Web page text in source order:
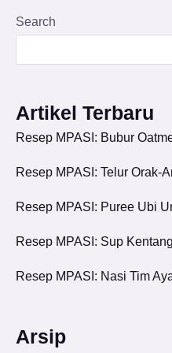
Search
Artikel Terbaru
Resep MPASI: Bubur
Resep MPASI: Telur Orak-
Resep MPASI: Puree Ubi
Resep MPASI: Sup
Resep MPASI: Nasi Tim
Arsip